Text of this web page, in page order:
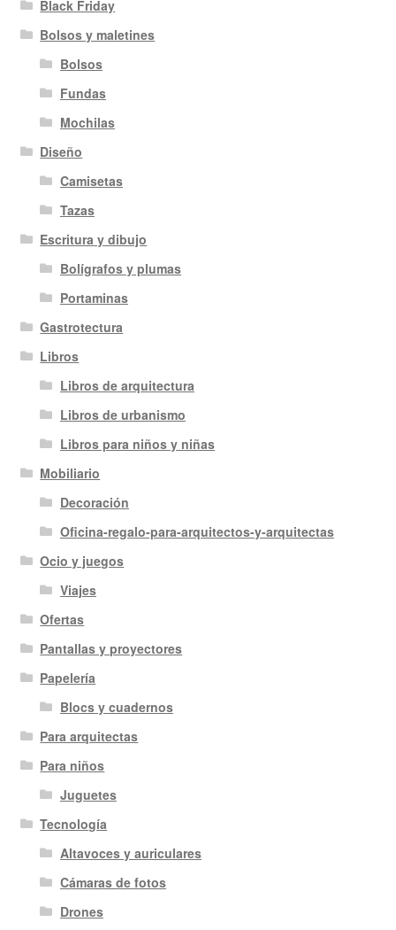
Black Friday
Bolsos y maletines
Bolsos
Fundas
Mochilas
Diseño
Camisetas
Tazas
Escritura y dibujo
Bolígrafos y plumas
Portaminas
Gastrotectura
Libros
Libros de arquitectura
Libros de urbanismo
Libros para niños y niñas
Mobiliario
Decoración
Oficina-regalo-para-arquitectos-y-arquitectas
Ocio y juegos
Viajes
Ofertas
Pantallas y proyectores
Papelería
Blocs y cuadernos
Para arquitectas
Para niños
Juguetes
Tecnología
Altavoces y auriculares
Cámaras de fotos
Drones